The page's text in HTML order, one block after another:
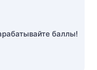
баллы!